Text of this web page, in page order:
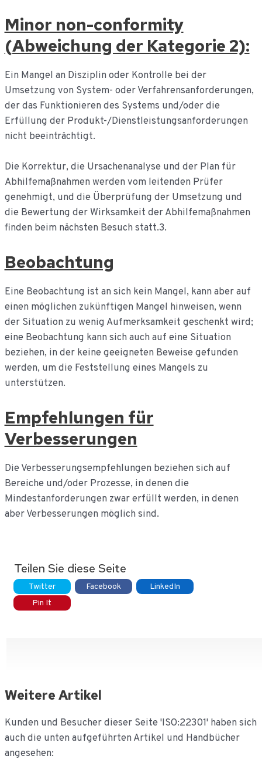
Minor non-conformity
(Abweichung der Kategorie 2):
Ein Mangel an Disziplin oder Kontrolle bei der
Umsetzung von System- oder Verfahrensanforderungen,
der das Funktionieren des Systems und/oder die
Erfüllung der Produkt-/Dienstleistungsanforderungen
nicht beeinträchtigt.
Die Korrektur, die Ursachenanalyse und der Plan für
Abhilfemaßnahmen werden vom leitenden Prüfer
genehmigt, und die Überprüfung der Umsetzung und
die Bewertung der Wirksamkeit der Abhilfemaßnahmen
finden beim nächsten Besuch statt.3.
Beobachtung
Eine Beobachtung ist an sich kein Mangel, kann aber auf
einen möglichen zukünftigen Mangel hinweisen, wenn
der Situation zu wenig Aufmerksamkeit geschenkt wird;
eine Beobachtung kann sich auch auf eine Situation
beziehen, in der keine geeigneten Beweise gefunden
werden, um die Feststellung eines Mangels zu
unterstützen.
Empfehlungen für
Verbesserungen
Die Verbesserungsempfehlungen beziehen sich auf
Bereiche und/oder Prozesse, in denen die
Mindestanforderungen zwar erfüllt werden, in denen
aber Verbesserungen möglich sind.
Teilen Sie diese Seite
Twitter Facebook
LinkedIn
Pin It
Weitere Artikel
Kunden und Besucher dieser Seite 'ISO:22301' haben sich
auch die unten aufgeführten Artikel und Handbücher
angesehen: